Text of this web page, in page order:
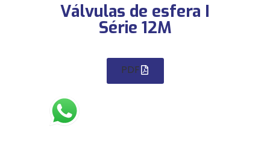
Válvulas de esfera I
Série 12M
PDF